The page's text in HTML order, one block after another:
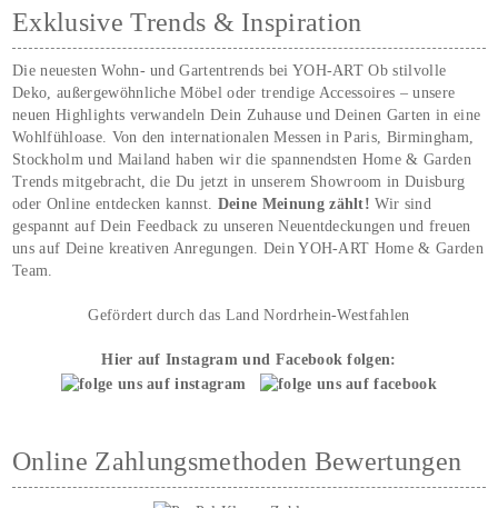
Exklusive Trends & Inspiration
Die neuesten Wohn- und Gartentrends bei YOH‑ART Ob stilvolle
Deko, außergewöhnliche Möbel oder trendige Accessoires – unsere
neuen Highlights verwandeln Dein Zuhause und Deinen Garten in eine
Wohlfühloase. Von den internationalen Messen in Paris, Birmingham,
Stockholm und Mailand haben wir die spannendsten Home & Garden
Trends mitgebracht, die Du jetzt in unserem Showroom in Duisburg
oder Online entdecken kannst. Deine Meinung zählt!Wir sind
gespannt auf Dein Feedback zu unseren Neuentdeckungen und freuen
uns auf Deine kreativen Anregungen. Dein YOH‑ART Home & Garden
Team.
Gefördert durch das Land Nordrhein-Westfahlen
Hier auf Instagram und Facebook folgen:
Online Zahlungsmethoden Bewertungen